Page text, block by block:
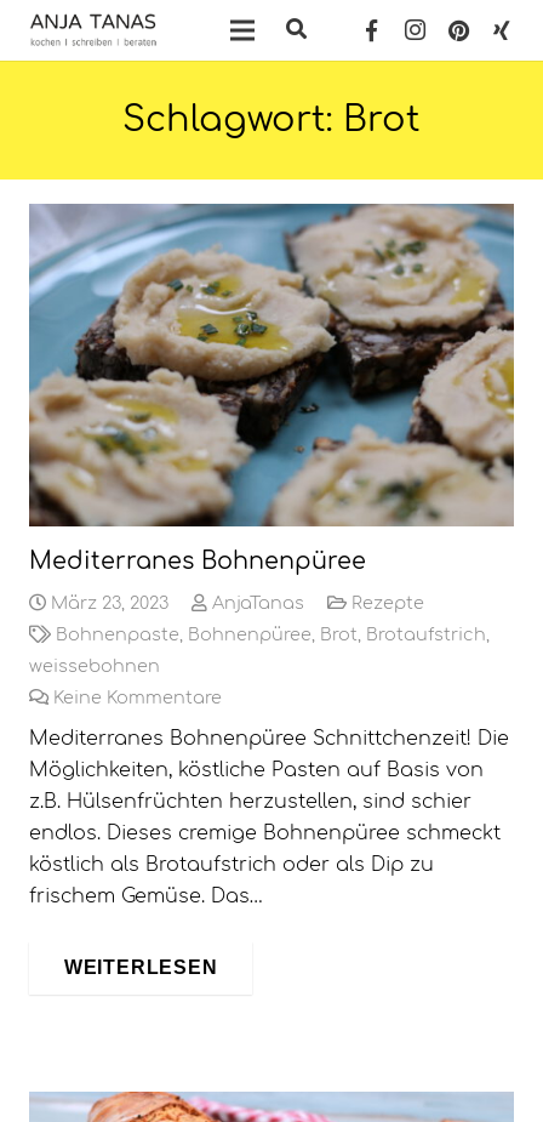
Schlagwort: Brot
Mediterranes Bohnenpüree
März 23, 2023 AnjaTanas
Rezepte
Bohnenpaste
Bohnenpüree Brot Brotaufstrich
weissebohnen
Keine Kommentare
Mediterranes Bohnenpüree Schnittchenzeit! Die
Möglichkeiten, köstliche Pasten auf Basis von
z.B. Hülsenfrüchten herzustellen, sind schier
endlos. Dieses cremige Bohnenpüree schmeckt
köstlich als Brotaufstrich oder als Dip zu
frischem Gemüse. Das…
WEITERLESEN